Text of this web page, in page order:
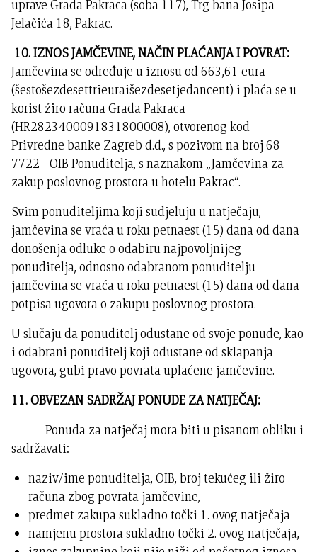
uprave Grada Pakraca (soba 117), Trg bana Josipa
Jelačića 18, Pakrac.
10. IZNOS JAMČEVINE, NAČIN PLAĆANJA I POVRAT:
Jamčevina se određuje u iznosu od 663,61 eura
(šestošezdesettrieuraišezdesetjedancent) i plaća se u
korist žiro računa Grada Pakraca
(HR2823400091831800008), otvorenog kod
Privredne banke Zagreb d.d., s pozivom na broj 68
7722 - OIB Ponuditelja, s naznakom „Jamčevina za
zakup poslovnog prostora u hotelu Pakrac“.
Svim ponuditeljima koji sudjeluju u natječaju,
jamčevina se vraća u roku petnaest (15) dana od dana
donošenja odluke o odabiru najpovoljnijeg
ponuditelja, odnosno odabranom ponuditelju
jamčevina se vraća u roku petnaest (15) dana od dana
potpisa ugovora o zakupu poslovnog prostora.
U slučaju da ponuditelj odustane od svoje ponude, kao
i odabrani ponuditelj koji odustane od sklapanja
ugovora, gubi pravo povrata uplaćene jamčevine.
11. OBVEZAN SADRŽAJ PONUDE ZA NATJEČAJ:
Ponuda za natječaj mora biti u pisanom obliku i
sadržavati:
naziv/ime ponuditelja, OIB, broj tekućeg ili žiro
računa zbog povrata jamčevine,
predmet zakupa sukladno točki 1. ovog natječaja
namjenu prostora sukladno točki 2. ovog natječaja,